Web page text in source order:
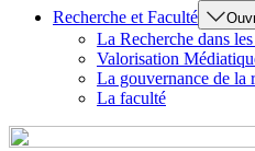
Recherche et Faculté
La Recherche dans
Valorisation
La gouvernance de la
La faculté